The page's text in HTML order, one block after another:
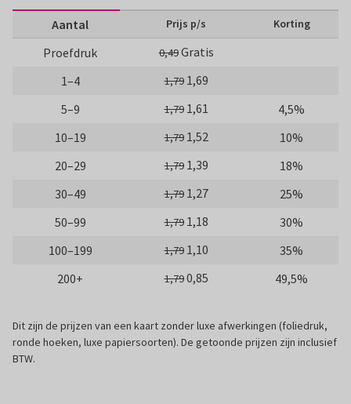
Aantal Prijs p/s Korting
Proefdruk 0,49Gratis
1–4
1,79 1,69
5–9
1,79 1,61
4,5%
10–19
1,79 1,52
10%
20–29
1,79 1,39
18%
30–49
1,79 1,27
25%
50–99
1,79 1,18
30%
100–199
1,79 1,10
35%
200+
1,790,85 49,5%
Dit zijn de prijzen van een kaart zonder luxe afwerkingen (foliedruk,
ronde hoeken, luxe papiersoorten). De getoonde prijzen zijn inclusief
BTW.